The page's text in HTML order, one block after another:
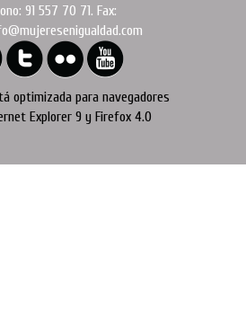
91 557 70 71. Fax:
optimizada para navegadores
Explorer 9 y Firefox 4.0